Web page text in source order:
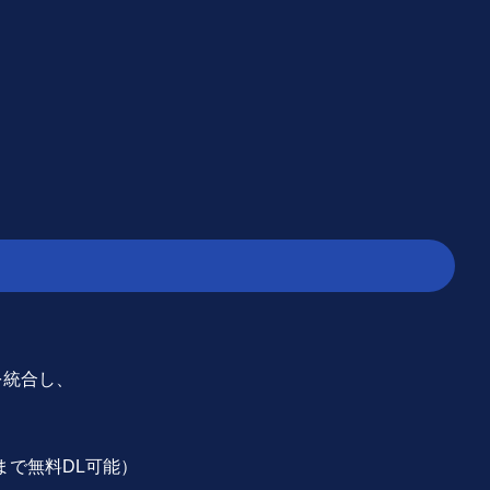
合し、
無料DL可能）